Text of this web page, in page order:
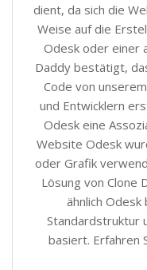
dient, da sich die
Weise auf die
Odesk oder einer
Daddy bestätigt,
Code von
und Entwicklern
Odesk eine
Website Odesk
oder Grafik
Lösung von Clone
ähnlich
Standardstruktur
basiert. Erfahren